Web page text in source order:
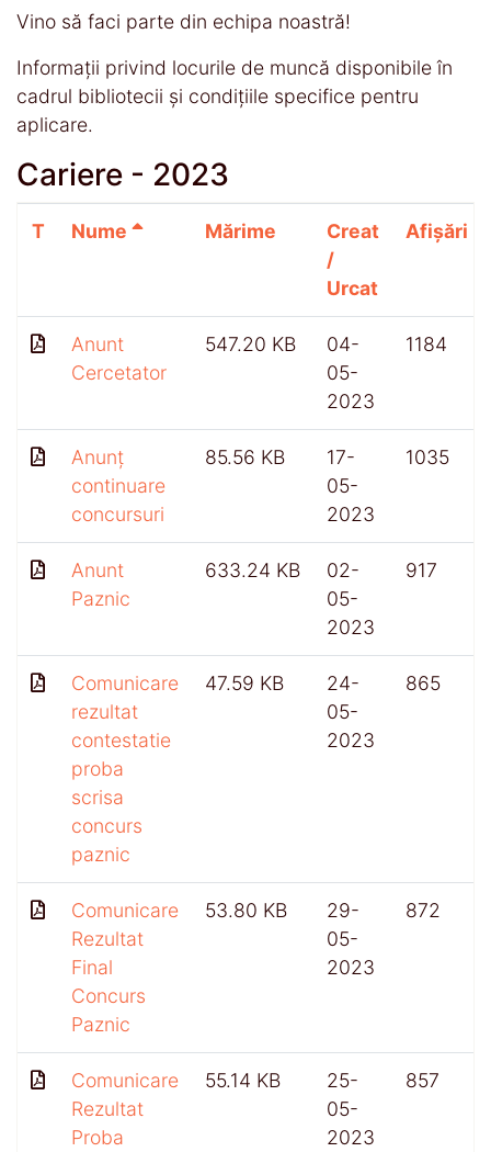
Vino să faci parte din echipa noastră!
Informații privind locurile de muncă disponibile în
cadrul bibliotecii și condițiile specifice pentru
aplicare.
Cariere - 2023
T Nume Mărime
Creat
/
Urcat
Afișări
Anunt
Cercetator
547.20 KB
04-
05-
2023
1184
Anunț
continuare
concursuri
85.56 KB
17-
05-
2023
1035
Anunt
Paznic
633.24 KB
02-
05-
2023
917
Comunicare
rezultat
contestatie
proba
scrisa
concurs
paznic
47.59 KB
24-
05-
2023
865
Comunicare
Rezultat
Final
Concurs
Paznic
53.80 KB
29-
05-
2023
872
Comunicare
Rezultat
Proba
55.14 KB
25-
05-
2023
857